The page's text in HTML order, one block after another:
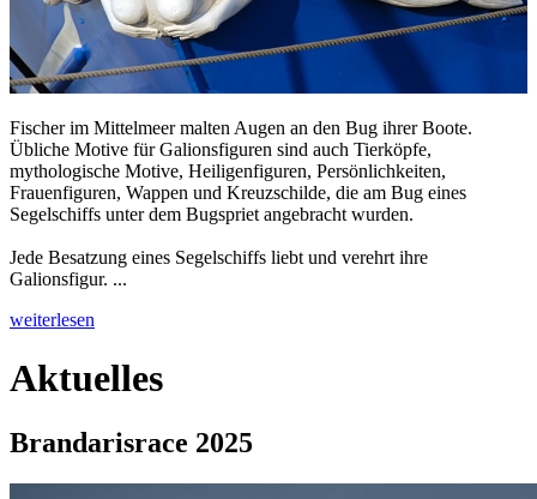
Fischer im Mittelmeer malten Augen an den Bug ihrer Boote.
Übliche Motive für Galionsfiguren sind auch Tierköpfe,
mythologische Motive, Heiligenfiguren, Persönlichkeiten,
Frauenfiguren, Wappen und Kreuzschilde, die am Bug eines
Segelschiffs unter dem Bugspriet angebracht wurden.
Jede Besatzung eines Segelschiffs liebt und verehrt ihre
Galionsfigur. ...
weiterlesen
Aktuelles
Brandarisrace 2025